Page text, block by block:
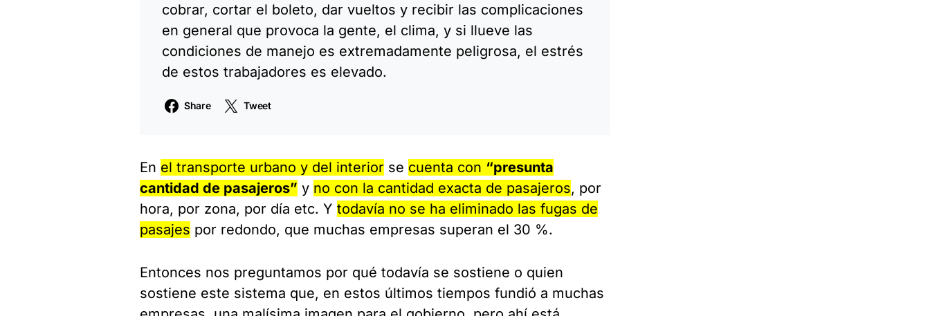
cobrar, cortar el boleto, dar vueltos y recibir las complicaciones
en general que provoca la gente, el clima, y si llueve las
condiciones de manejo es extremadamente peligrosa, el estrés
de estos trabajadores es elevado.
Share Tweet
En el transporte urbano y del interior se cuenta con “presunta
cantidad de pasajeros” y no con la cantidad exacta de pasajeros, por
hora, por zona, por día etc. Y todavía no se ha eliminado las fugas de
pasajes por redondo, que muchas empresas superan el 30 %.
Entonces nos preguntamos por qué todavía se sostiene o quien
sostiene este sistema que, en estos últimos tiempos fundió a muchas